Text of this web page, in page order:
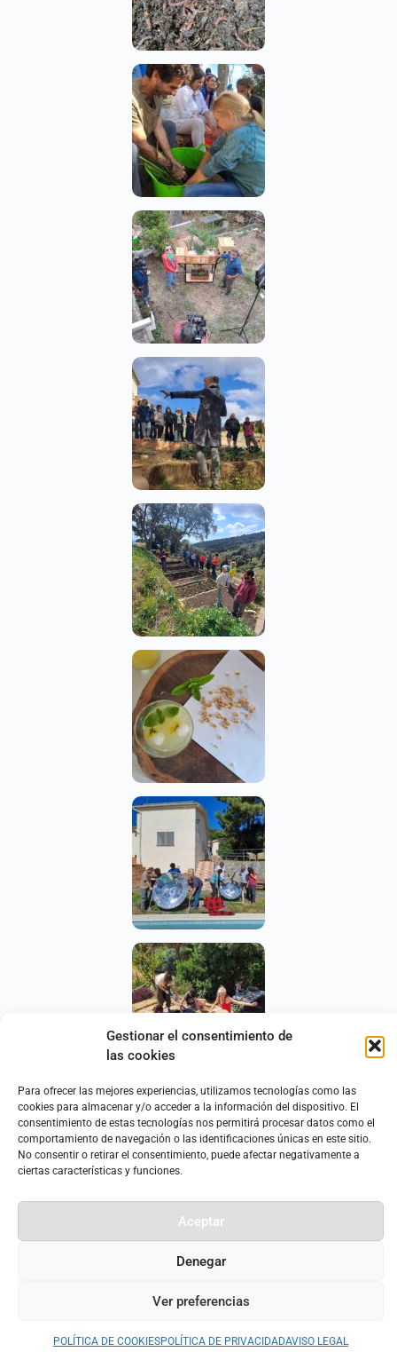
Gestionar el consentimiento de
las cookies
Para ofrecer las mejores experiencias, utilizamos tecnologías como las
cookies para almacenar y/o acceder a la información del dispositivo. El
consentimiento de estas tecnologías nos permitirá procesar datos como el
comportamiento de navegación o las identificaciones únicas en este sitio.
No consentir o retirar el consentimiento, puede afectar negativamente a
ciertas características y funciones.
Aceptar
Denegar
Ver preferencias
POLÍTICA DE COOKIESPOLÍTICA DE PRIVACIDADAVISO LEGAL